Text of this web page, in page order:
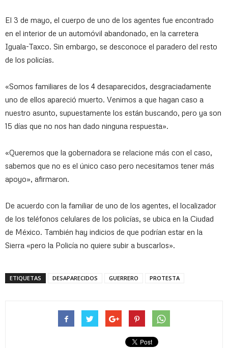
El 3 de mayo, el cuerpo de uno de los agentes fue encontrado
en el interior de un automóvil abandonado, en la carretera
Iguala-Taxco. Sin embargo, se desconoce el paradero del resto
de los policías.
«Somos familiares de los 4 desaparecidos, desgraciadamente
uno de ellos apareció muerto. Venimos a que hagan caso a
nuestro asunto, supuestamente los están buscando, pero ya son
15 días que no nos han dado ninguna respuesta».
«Queremos que la gobernadora se relacione más con el caso,
sabemos que no es el único caso pero necesitamos tener más
apoyo», afirmaron.
De acuerdo con la familiar de uno de los agentes, el localizador
de los teléfonos celulares de los policías, se ubica en la Ciudad
de México. También hay indicios de que podrían estar en la
Sierra «pero la Policía no quiere subir a buscarlos».
ETIQUETAS DESAPARECIDOS GUERRERO PROTESTA